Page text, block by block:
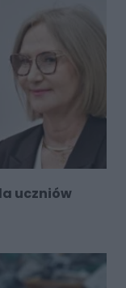
uczniów